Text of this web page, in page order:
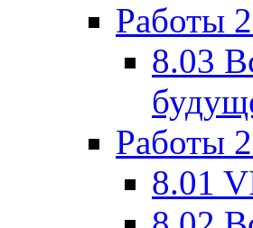
Работы
8.03
Работы
8.01